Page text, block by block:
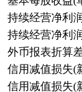
持续经营净利润
持续经营净利
外币报表折算
信用减值损失(
信用减值损失(